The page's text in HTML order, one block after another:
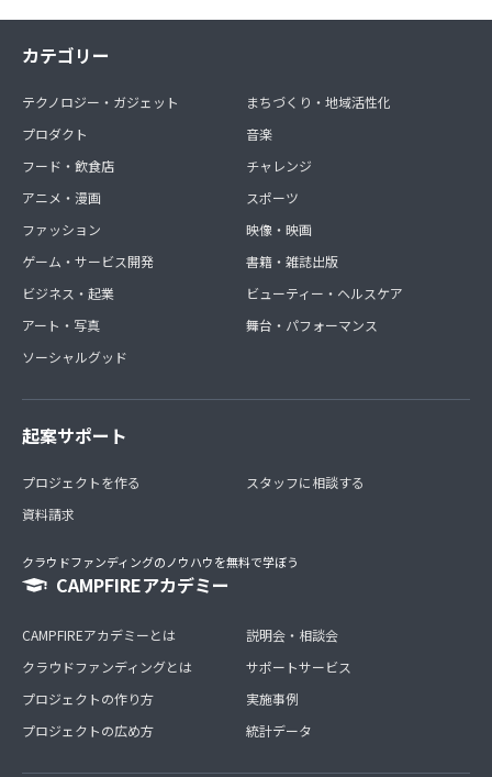
カテゴリー
テクノロジー・ガジェット
プロダクト
フード・飲食店
アニメ・漫画
ファッション
ゲーム・サービス開発
ビジネス・起業
アート・写真
ソーシャルグッド
まちづくり・地域活性化
音楽
チャレンジ
スポーツ
映像・映画
書籍・雑誌出版
ビューティー・ヘルスケア
舞台・パフォーマンス
起案サポート
プロジェクトを作る
資料請求
スタッフに相談する
クラウドファンディングのノウハウを無料で学ぼう
CAMPFIREアカデミー
CAMPFIREアカデミーとは
クラウドファンディングとは
プロジェクトの作り方
プロジェクトの広め方
説明会・相談会
サポートサービス
実施事例
統計データ